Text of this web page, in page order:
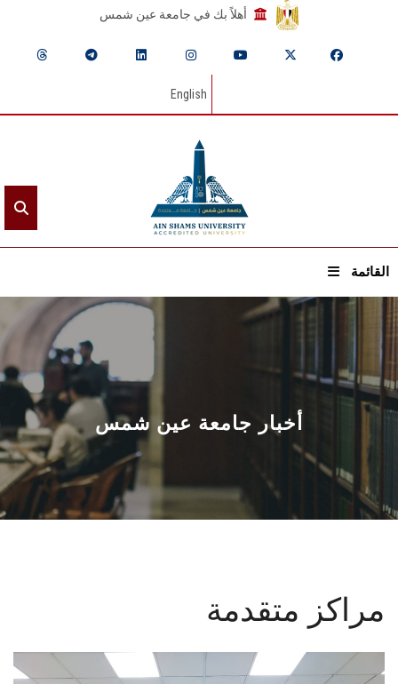
أهلاً بك في جامعة عين شمس
English
القائمة
الرئيسيـة
عن الجامعة
القطاعـات
الشئون الأكاديمية
البحث العلمي
الأنظمة الذكية
أخبار جامعة عين شمس
مراكز متقدمة